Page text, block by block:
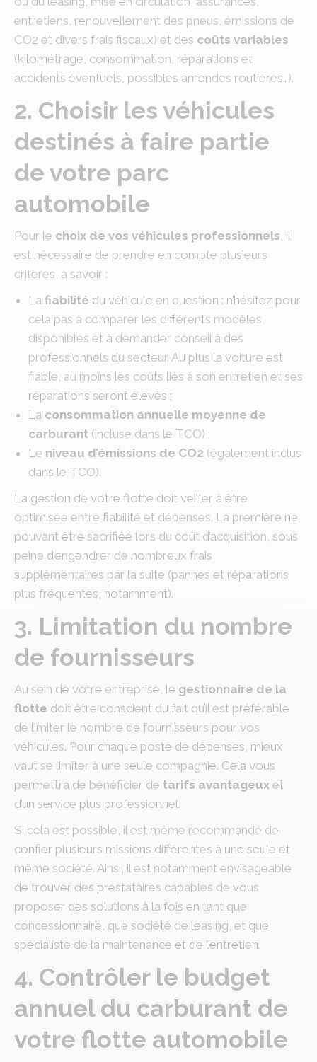
entretiens, renouvellement des pneus, émissions de
CO2 et divers frais fiscaux) et des coûts variables
(kilométrage, consommation, réparations et
accidents éventuels, possibles amendes routières…).
2. Choisir les véhicules
destinés à faire partie
de votre parc
automobile
Pour le choix de vos véhicules professionnels, il
est nécessaire de prendre en compte plusieurs
critères, à savoir :
La fiabilité du véhicule en question : n’hésitez pour
cela pas à comparer les différents modèles
disponibles et à demander conseil à des
professionnels du secteur. Au plus la voiture est
fiable, au moins les coûts liés à son entretien et ses
réparations seront élevés ;
La consommation annuelle moyenne de
carburant (incluse dans le TCO) ;
Le niveau d’émissions de CO2 (également inclus
dans le TCO).
La gestion de votre flotte doit veiller à être
optimisée entre fiabilité et dépenses. La première ne
pouvant être sacrifiée lors du coût d’acquisition, sous
peine d’engendrer de nombreux frais
supplémentaires par la suite (pannes et réparations
plus fréquentes, notamment).
3. Limitation du nombre
de fournisseurs
Au sein de votre entreprise, le gestionnaire de la
flotte doit être conscient du fait qu’il est préférable
de limiter le nombre de fournisseurs pour vos
véhicules. Pour chaque poste de dépenses, mieux
vaut se limiter à une seule compagnie. Cela vous
permettra de bénéficier de tarifs avantageux et
d’un service plus professionnel.
Si cela est possible, il est même recommandé de
confier plusieurs missions différentes à une seule et
même société. Ainsi, il est notamment envisageable
de trouver des prestataires capables de vous
proposer des solutions à la fois en tant que
concessionnaire, que société de leasing, et que
spécialiste de la maintenance et de l’entretien.
4. Contrôler le budget
annuel du carburant de
votre flotte automobile